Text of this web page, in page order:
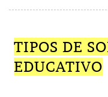
TIPOS DE
EDUCATIVO